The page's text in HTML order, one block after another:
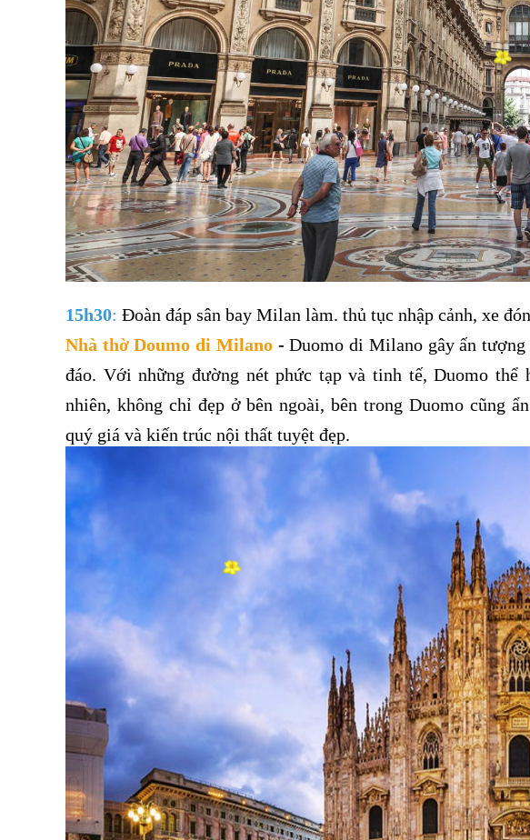
15h30: Đoàn đáp sân bay Milan làm. thủ tục nhập cảnh, xe
Nhà thờ Doumo di Milano-Duomo di Milano gây ấn
đáo. Với những đường nét phức tạp và tinh tế, Duomo thể
nhiên, không chỉ đẹp ở bên ngoài, bên trong Duomo cũng
quý giá và kiến trúc nội thất tuyệt đẹp.